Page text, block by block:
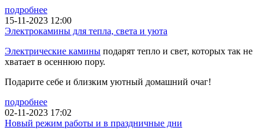
подробнее
15-11-2023 12:00
Электрокамины для тепла, света и уюта
Электрические камины подарят тепло и свет, которых так не
хватает в осеннюю пору.
Подарите себе и близким уютный домашний очаг!
подробнее
02-11-2023 17:02
Новый режим работы и в праздничные дни